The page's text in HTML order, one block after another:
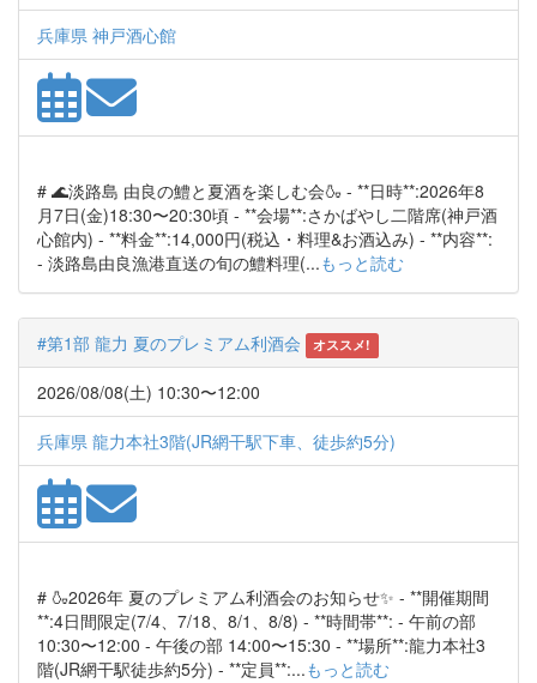
兵庫県 神戸酒心館
# 🌊淡路島 由良の鱧と夏酒を楽しむ会🍶 - **日時**:2026年8
月7日(金)18:30〜20:30頃 - **会場**:さかばやし二階席(神戸酒
心館内) - **料金**:14,000円(税込・料理&お酒込み) - **内容**:
- 淡路島由良漁港直送の旬の鱧料理(...もっと読む
#第1部 龍力 夏のプレミアム利酒会 オススメ!
2026/08/08(土) 10:30〜12:00
兵庫県 龍力本社3階(JR網干駅下車、徒歩約5分)
# 🍶2026年 夏のプレミアム利酒会のお知らせ✨ - **開催期間
**:4日間限定(7/4、7/18、8/1、8/8) - **時間帯**: - 午前の部
10:30〜12:00 - 午後の部 14:00〜15:30 - **場所**:龍力本社3
階(JR網干駅徒歩約5分) - **定員**:...もっと読む